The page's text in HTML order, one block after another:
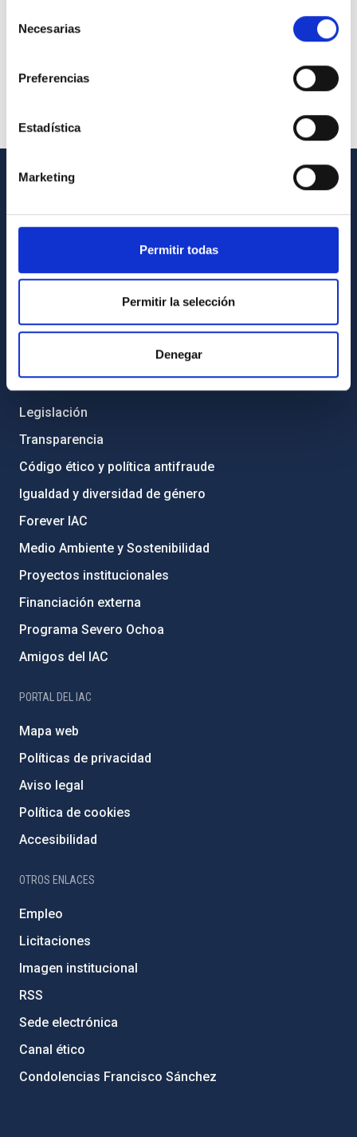
Necesarias
Preferencias
Estadística
Marketing
Permitir todas
Permitir la selección
Denegar
Contacto
Directorio de personal
Registro general
INFORMACIÓN INSTITUCIONAL
Legislación
Transparencia
Código ético y política antifraude
Igualdad y diversidad de género
Forever IAC
Medio Ambiente y Sostenibilidad
Proyectos institucionales
Financiación externa
Programa Severo Ochoa
Amigos del IAC
PORTAL DEL IAC
Mapa web
Políticas de privacidad
Aviso legal
Política de cookies
Accesibilidad
OTROS ENLACES
Empleo
Licitaciones
Imagen institucional
RSS
Sede electrónica
Canal ético
Condolencias Francisco Sánchez